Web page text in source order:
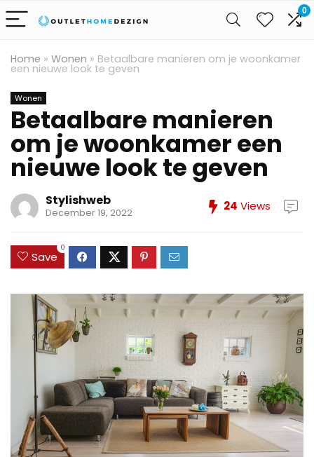
0
Home » Wonen » Betaalbare manieren om je woonkamer
een nieuwe look te geven
Wonen
Betaalbare manieren
om je woonkamer een
nieuwe look te geven
Stylishweb
December 19, 2022 24 Views
Save
0